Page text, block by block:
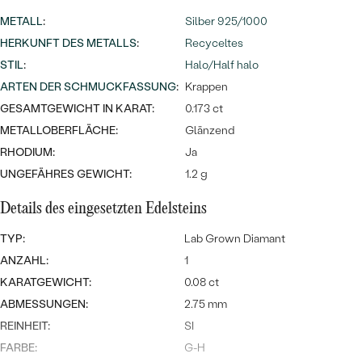
Wave Kollektion
ANSEHEN
NACH DER FORM
MASSGEFERTIGTER
DIAMANTEN
Ohrrinnge
Personalisierte
Halsketten
ANSEHEN
Meistverkaufte
Ringe
ANSEHEN
METALL:
Silber 925/1000
HERKUNFT DES METALLS:
Recyceltes
STIL:
Halo/Half halo
ARTEN DER SCHMUCKFASSUNG: Krappen
GESAMTGEWICHT IN KARAT:
0.173 ct
METALLOBERFLÄCHE:
Glänzend
RHODIUM:
Ja
UNGEFÄHRES GEWICHT:
1.2 g
Details des eingesetzten Edelsteins
TYP:
Lab Grown Diamant
ANZAHL:
1
KARATGEWICHT:
0.08 ct
ABMESSUNGEN:
2.75 mm
REINHEIT:
SI
FARBE:
G-H